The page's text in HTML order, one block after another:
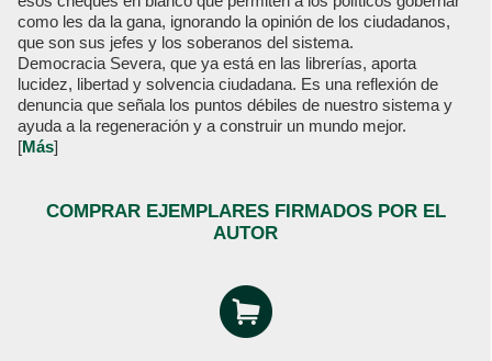
como les da la gana, ignorando la opinión de los ciudadanos,
que son sus jefes y los soberanos del sistema.
Democracia Severa, que ya está en las librerías, aporta
lucidez, libertad y solvencia ciudadana. Es una reflexión de
denuncia que señala los puntos débiles de nuestro sistema y
ayuda a la regeneración y a construir un mundo mejor.
[Más]
COMPRAR EJEMPLARES FIRMADOS POR EL
AUTOR